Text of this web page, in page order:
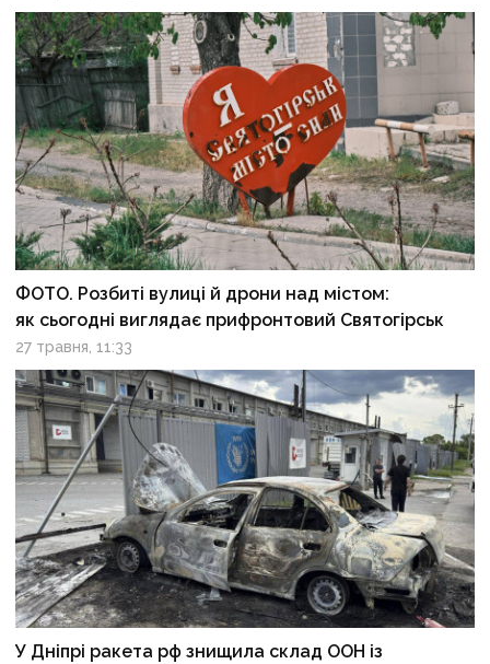
ФОТО. Розбиті вулиці й дрони над містом:
як сьогодні виглядає прифронтовий Святогірськ
27 травня, 11:33
У Дніпрі ракета рф знищила склад ООН із